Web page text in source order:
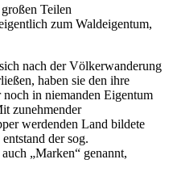
Teilen
zum Waldeigentum,
nach der Völkerwanderung
haben sie den ihre
in niemanden Eigentum
zunehmender
werdenden Land bildete
der sog.
„Marken“ genannt,